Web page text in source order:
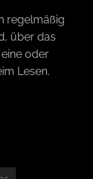
regelmäßig
über das
oder
Lesen.